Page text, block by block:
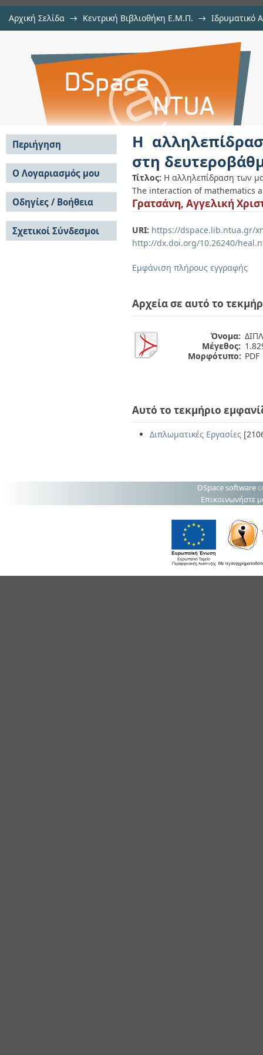
Αρχική Σελίδα → Κεντρική Βιβλιοθήκη Ε.Μ.Π. → Ιδρυματικό
Η αλληλεπίδραση των
εκπαίδευση
Η
στη
Τίτλος: Η αλληλεπίδραση των
The interaction of mathematics
Γρατσάνη, Αγγελική
URI: https://dspace.lib.ntua.gr/
http://dx.doi.org/10.26240/
Εμφάνιση πλήρους εγγραφής
Αρχεία σε αυτό το
Όνομα:
Μέγεθος:
Μορφότυπο: PDF
Αυτό το τεκμήριο
Διπλωματικές Εργασίες
Περιήγηση
Σε όλο το DSpace
Κοινότητες & Συλλογές
Ανά Ημερομηνία
Έκδοσης
Συγγραφείς
Τίτλοι
Θέματα
Ο Λογαριασμός μου
Σύνδεση
Εγγραφή
Οδηγίες / Βοήθεια
Οδηγίες Υποβολής
Οδηγίες Χρήσης ΙΑ
Συχνές Ερωτήσεις
Σχετικοί Σύνδεσμοι
DSpace software
Επικοινωνήστε